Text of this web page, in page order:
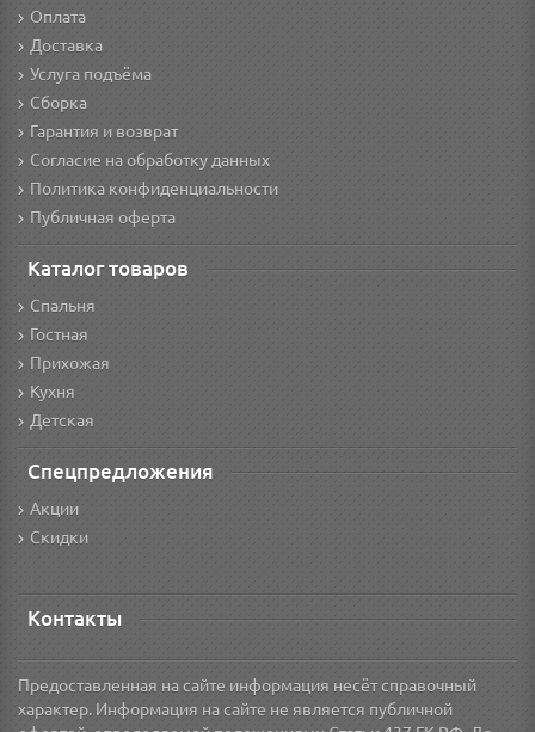
Оплата
Доставка
Услуга подъёма
Сборка
Гарантия и возврат
Согласие на обработку данных
Политика конфиденциальности
Публичная оферта
Каталог товаров
Спальня
Гостная
Прихожая
Кухня
Детская
Спецпредложения
Акции
Скидки
Контакты
Предоставленная на сайте информация несёт справочный
характер. Информация на сайте не является публичной